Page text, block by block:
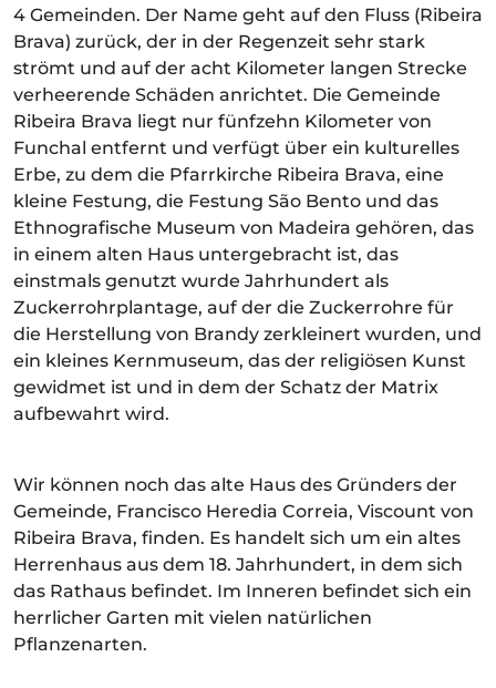
4 Gemeinden. Der Name geht auf den Fluss (Ribeira
Brava) zurück, der in der Regenzeit sehr stark
strömt und auf der acht Kilometer langen Strecke
verheerende Schäden anrichtet. Die Gemeinde
Ribeira Brava liegt nur fünfzehn Kilometer von
Funchal entfernt und verfügt über ein kulturelles
Erbe, zu dem die Pfarrkirche Ribeira Brava, eine
kleine Festung, die Festung São Bento und das
Ethnografische Museum von Madeira gehören, das
in einem alten Haus untergebracht ist, das
einstmals genutzt wurde Jahrhundert als
Zuckerrohrplantage, auf der die Zuckerrohre für
die Herstellung von Brandy zerkleinert wurden, und
ein kleines Kernmuseum, das der religiösen Kunst
gewidmet ist und in dem der Schatz der Matrix
aufbewahrt wird.
Wir können noch das alte Haus des Gründers der
Gemeinde, Francisco Heredia Correia, Viscount von
Ribeira Brava, finden. Es handelt sich um ein altes
Herrenhaus aus dem 18. Jahrhundert, in dem sich
das Rathaus befindet. Im Inneren befindet sich ein
herrlicher Garten mit vielen natürlichen
Pflanzenarten.